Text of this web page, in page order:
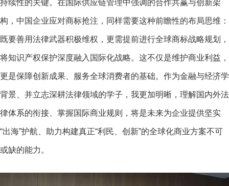
持续性的关键。在国际供应链管理中强调的合作共赢与创新架
构，中国企业应对商标抢注，同样需要这种前瞻性的布局思维：
既要善用法律武器积极维权，更需提前进行全球商标战略规划，
将知识产权保护深度融入国际化战略。这不仅是维护商业利益，
更是保障创新成果、服务全球消费者的基础。作为金融与经济学
背景、并立志深耕法律领域的学子，我更加明晰，理解国内外法
律体系的衔接、掌握国际商业规则，将是未来为企业提供坚实
“出海”护航、助力构建真正“利民、创新”的全球化商业方案不可
或缺的能力。